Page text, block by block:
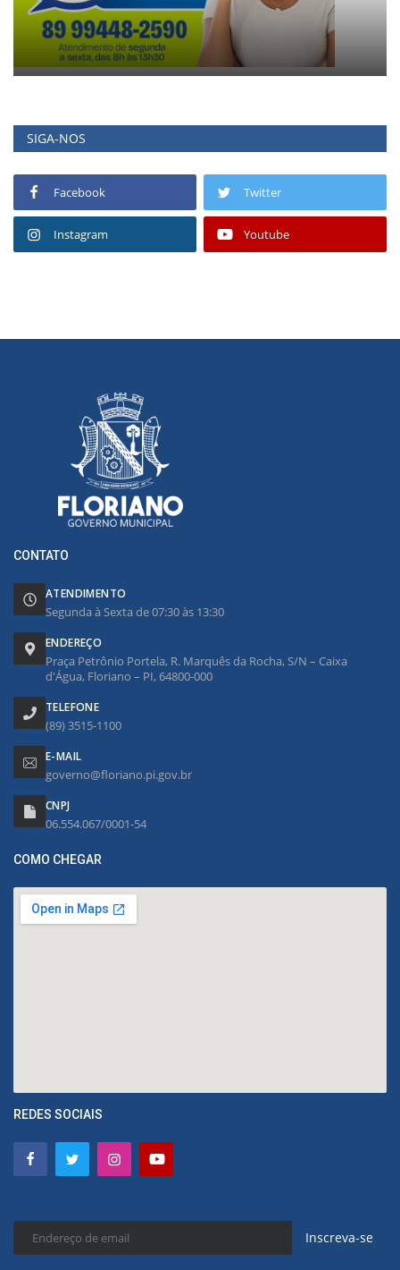
SIGA-NOS
Facebook Twitter
Instagram Youtube
CONTATO
ATENDIMENTO
Segunda à Sexta de 07:30 às 13:30
ENDEREÇO
Praça Petrônio Portela, R. Marquês da Rocha, S/N – Caixa
d'Água, Floriano – PI, 64800-000
TELEFONE
(89) 3515-1100
E-MAIL
governo@floriano.pi.gov.br
CNPJ
06.554.067/0001-54
COMO CHEGAR
REDES SOCIAIS
Inscreva-se